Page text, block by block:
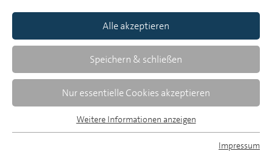
Wahrnehmung und Akzeptanz von
Werbung im Umfeld von
Streamingangeboten
ARD-Forschungsdienst
Kurz und knapp
Aktuellen Studien zufolge steigt die Beliebtheit
Alle akzeptieren
Speichern & schließen
Nur essentielle Cookies akzeptieren
Essentielle Cookies werden für grundlegende Funktionen der
Weitere Informationen anzeigen
Impressum